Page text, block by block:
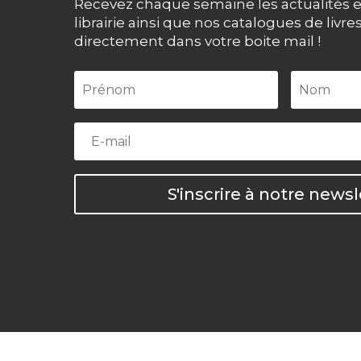
Recevez chaque semaine les actualités
librairie ainsi que nos catalogues de
directement dans votre boite mail !
S'inscrire à notre